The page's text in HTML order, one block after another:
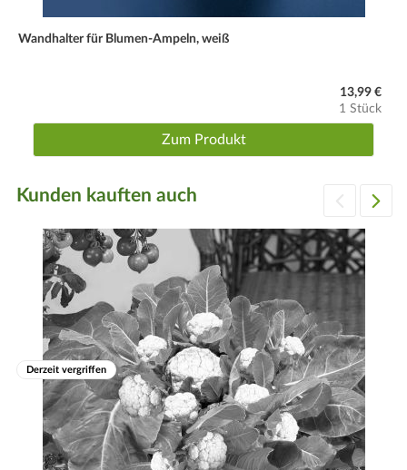
Wandhalter für Blumen-Ampeln, weiß
13,99 €
1 Stück
Zum Produkt
Kunden kauften auch
Derzeit vergriffen